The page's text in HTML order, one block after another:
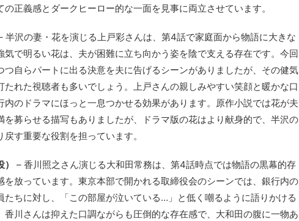
正義感とダークヒーロー的な一面を見事に両立させています。
半沢の妻・花を演じる上戸彩さんは、第4話で家庭面から物語に大きな
気で明るい花は、夫が困難に立ち向かう姿を陰で支える存在です。今回
つ自らパートに出る決意を夫に告げるシーンがありましたが、その健気
たれた視聴者も多いでしょう。上戸さんの親しみやすい笑顔と暖かな口
内のドラマにほっと一息つかせる効果があります。原作小説では花が夫
を募らせる描写もありましたが、ドラマ版の花はより献身的で、半沢の
戻す重要な役割を担っています。
– 香川照之さん演じる大和田常務は、第4話時点では物語の黒幕的存
を放っています。東京本部で開かれる取締役会のシーンでは、銀行内の
たちに対し、「この部屋が泣いている…」と低く嘲るように語りかける
香川さんは抑えた口調ながらも圧倒的な存在感で、大和田の腹に一物あ